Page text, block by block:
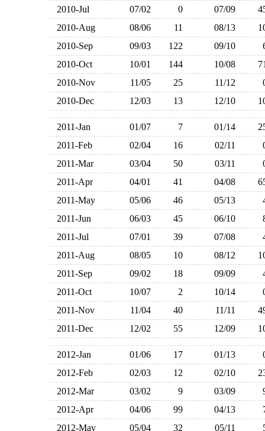
2010-Jul
07/02 0 07/09
2010-Aug
08/06 11 08/13
2010-Sep
09/03 122 09/10
2010-Oct
10/01 144 10/08
2010-Nov
11/05 25 11/12
2010-Dec
12/03 13 12/10
2011-Jan 01/07 7 01/14
2011-Feb
02/04 16 02/11
2011-Mar
03/04 50 03/11
2011-Apr
04/01 41 04/08
2011-May
05/06 46 05/13
2011-Jun
06/03 45 06/10
2011-Jul
07/01 39 07/08
2011-Aug
08/05 10 08/12
2011-Sep
09/02 18 09/09
2011-Oct
10/07 2 10/14
2011-Nov
11/04 40 11/11
2011-Dec
12/02 55 12/09
2012-Jan 01/06 17 01/13
2012-Feb
02/03 12 02/10
2012-Mar
03/02 9 03/09
2012-Apr
04/06 99 04/13
2012-May
05/04 32 05/11